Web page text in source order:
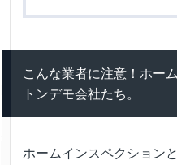
こんな業者に注意！ホー
トンデモ会社たち。
ホームインスペクション